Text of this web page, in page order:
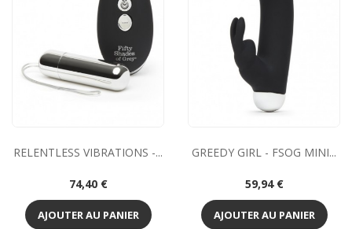
RELENTLESS VIBRATIONS -...
Prix
74,40 €
AJOUTER AU PANIER
GREEDY GIRL - FSOG MINI...
Prix
59,94 €
AJOUTER AU PANIER